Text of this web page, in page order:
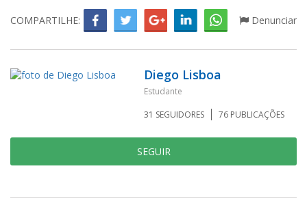
COMPARTILHE: Denunciar
Diego Lisboa
Estudante
31 SEGUIDORES 76 PUBLICAÇÕES
SEGUIR